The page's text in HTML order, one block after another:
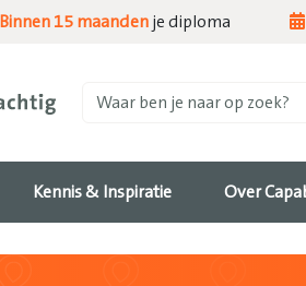
Waar ben je naar op zoek?
Kennis & Inspiratie Over
Binnen 15 maanden je diploma